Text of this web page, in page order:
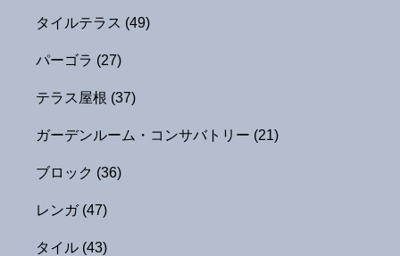
タイルテラス (49)
パーゴラ (27)
テラス屋根 (37)
ガーデンルーム・コンサバトリー (21)
ブロック (36)
レンガ (47)
タイル (43)